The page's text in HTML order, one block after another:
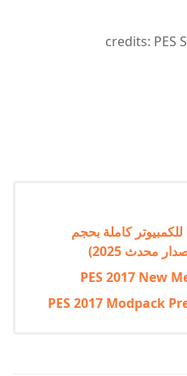
credits: PES
تحميل لعبة PES 2017 للكمبيوتر كاملة بحجم
محدث 2025)
PES 2017 New
PES 2017 Modpack